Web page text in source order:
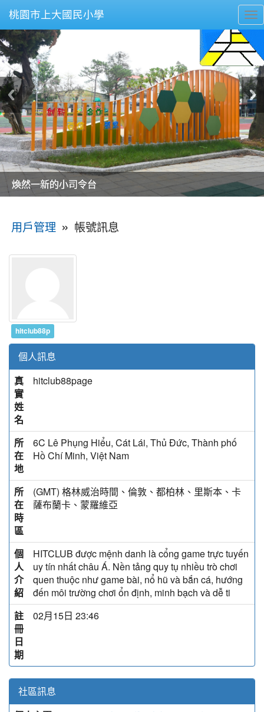
桃園市上大國民小學
美麗的操場是我們活力的來源
美麗的操場是我們活力的來源
煥然一新的小司令台
煥然一新的小司令台
富含桃園埤塘田園風光意象的中廊
富含桃園埤塘田園風光意象的中廊
嶄新的中庭廣場
嶄新的中庭廣場
水生池生生不息
水生池生生不息
用戶管理 » 帳號訊息
hitclub88p
個人訊息
真
實
姓
名
hitclub88page
所
在
地
6C Lê Phụng Hiểu, Cát Lái, Thủ Đức, Thành phố
Hồ Chí Minh, Việt Nam
所
在
時
區
(GMT) 格林威治時間、倫敦、都柏林、里斯本、卡
薩布蘭卡、蒙羅維亞
個
人
介
紹
HITCLUB được mệnh danh là cổng game trực tuyến
uy tín nhất châu Á. Nền tảng quy tụ nhiều trò chơi
quen thuộc như game bài, nổ hũ và bắn cá, hướng
đến môi trường chơi ổn định, minh bạch và dễ ti
註
冊
日
期
02月15日 23:46
社區訊息